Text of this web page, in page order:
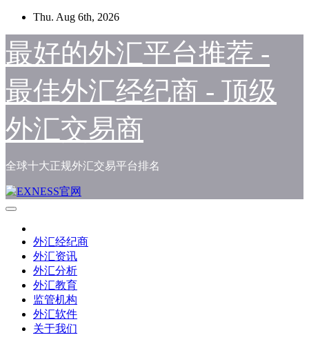
Skip
content
Thu. Aug 6th, 2026
最好的外汇平台推荐 -
最佳外汇经纪商 - 顶级
外汇交易商
全球十大正规外汇交易平台排名
外汇经纪商
外汇资讯
外汇分析
外汇教育
监管机构
外汇软件
关于我们